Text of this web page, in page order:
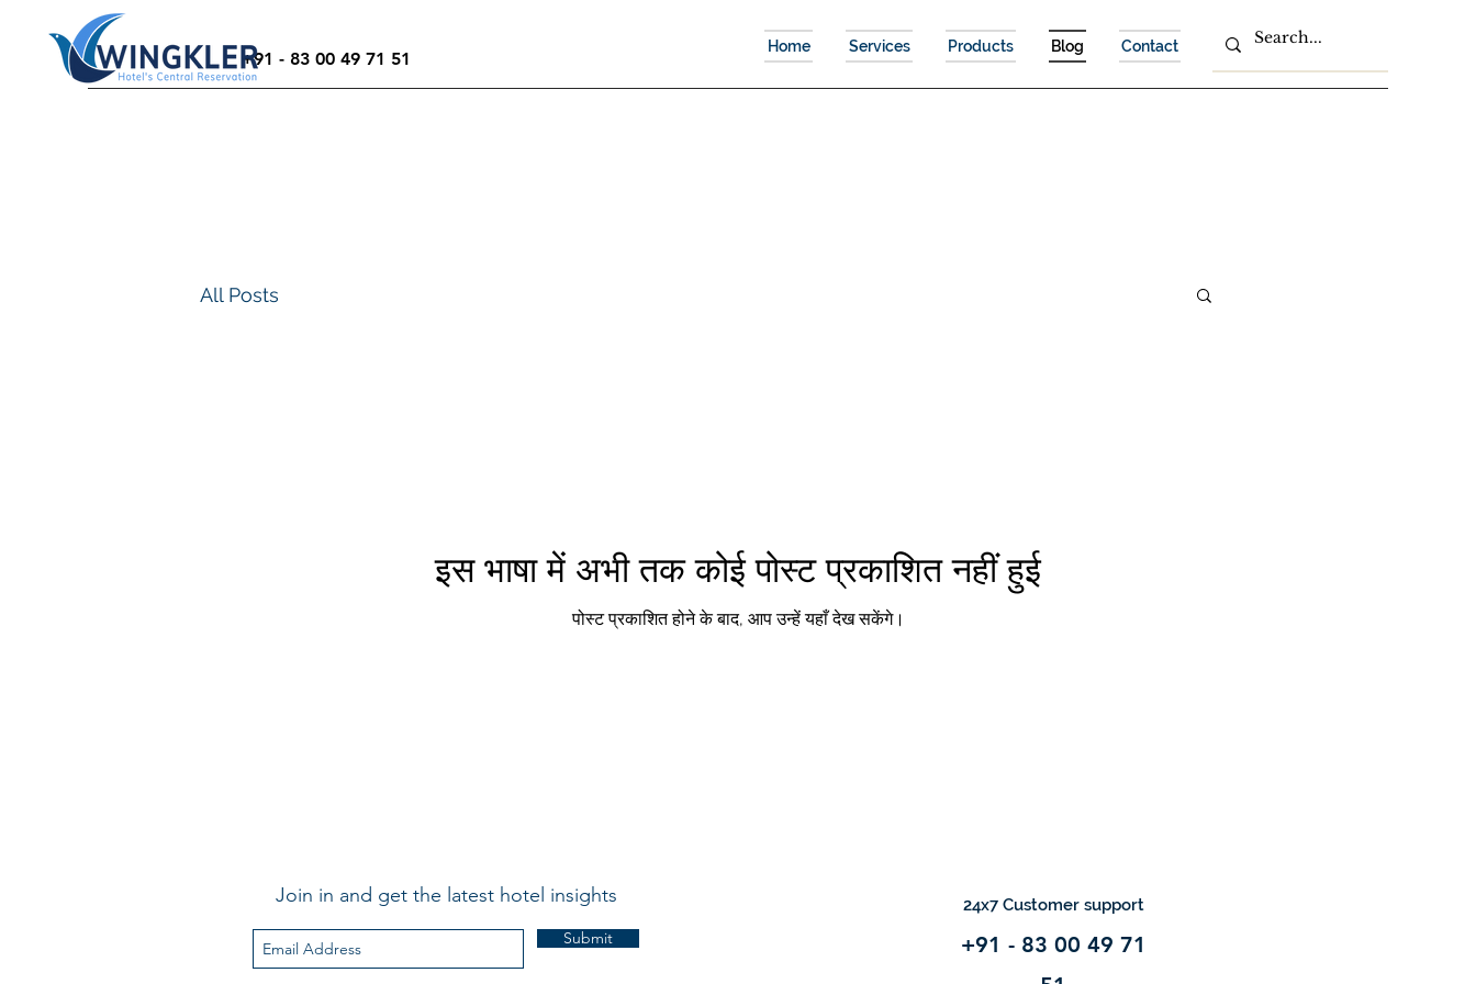
+91 - 83 00 49 71 51
Home Services Products Blog Contact
All Posts
इस भाषा में अभी तक कोई पोस्ट प्रकाशित नहीं हुई
पोस्ट प्रकाशित होने के बाद, आप उन्हें यहाँ देख सकेंगे।
Join in and get the latest hotel insights
Submit
24x7 Customer support
+91 - 83 00 49 71